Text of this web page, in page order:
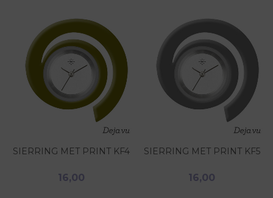
SIERRING MET PRINT KF4
16,00
SIERRING MET PRINT KF5
16,00